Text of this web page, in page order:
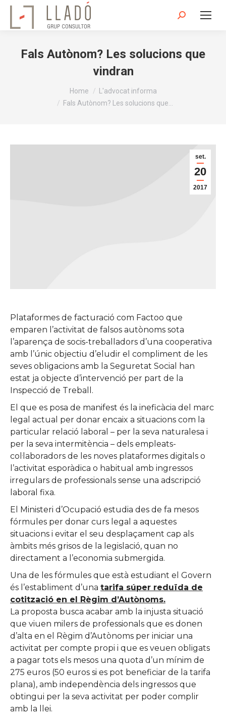
Search:
Fals Autònom? Les solucions que
vindran
Home
L'advocat informa
Fals Autònom? Les solucions que…
set.
20
2017
Plataformes de facturació com Factoo que
emparen l’activitat de falsos autònoms sota
l’aparença de socis-treballadors d’una cooperativa
amb l’únic objectiu d’eludir el compliment de les
seves obligacions amb la Seguretat Social han
estat ja objecte d’intervenció per part de la
Inspecció de Treball.
El que es posa de manifest és la ineficàcia del marc
legal actual per donar encaix a situacions com la
particular relació laboral – per la seva naturalesa i
per la seva intermitència – dels empleats-
col·laboradors de les noves plataformes digitals o
l’activitat esporàdica o habitual amb ingressos
irregulars de professionals sense una adscripció
laboral fixa.
El Ministeri d’Ocupació estudia des de fa mesos
fórmules per donar curs legal a aquestes
situacions i evitar el seu desplaçament cap als
àmbits més grisos de la legislació, quan no
directament a l’economia submergida.
Una de les fórmules que està estudiant el Govern
és l’establiment d’una tarifa súper reduïda de
cotització en el Règim d’Autònoms.
La proposta busca acabar amb la injusta situació
que viuen milers de professionals que es donen
d’alta en el Règim d’Autònoms per iniciar una
activitat per compte propi i que es veuen obligats
a pagar tots els mesos una quota d’un mínim de
275 euros (50 euros si es pot beneficiar de la tarifa
plana), amb independència dels ingressos que
obtingui per la seva activitat per poder complir
amb la llei.